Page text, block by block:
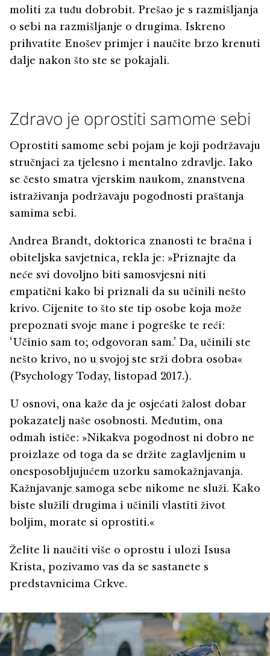
moliti za tuđu dobrobit. Prešao je s razmišljanja
o sebi na razmišljanje o drugima. Iskreno
prihvatite Enošev primjer i naučite brzo krenuti
dalje nakon što ste se pokajali.
Zdravo je oprostiti samome sebi
Oprostiti samome sebi pojam je koji podržavaju
stručnjaci za tjelesno i mentalno zdravlje. Iako
se često smatra vjerskim naukom, znanstvena
istraživanja podržavaju pogodnosti praštanja
samima sebi.
Andrea Brandt, doktorica znanosti te bračna i
obiteljska savjetnica, rekla je: »Priznajte da
neće svi dovoljno biti samosvjesni niti
empatični kako bi priznali da su učinili nešto
krivo. Cijenite to što ste tip osobe koja može
prepoznati svoje mane i pogreške te reći:
‘Učinio sam to; odgovoran sam.’ Da, učinili ste
nešto krivo, no u svojoj ste srži dobra osoba«
(Psychology Today, listopad 2017.).
U osnovi, ona kaže da je osjećati žalost dobar
pokazatelj naše osobnosti. Međutim, ona
odmah ističe: »Nikakva pogodnost ni dobro ne
proizlaze od toga da se držite zaglavljenim u
onesposobljujućem uzorku samokažnjavanja.
Kažnjavanje samoga sebe nikome ne služi. Kako
biste služili drugima i učinili vlastiti život
boljim, morate si oprostiti.«
Želite li naučiti više o oprostu i ulozi Isusa
Krista, pozivamo vas da se sastanete s
predstavnicima Crkve.